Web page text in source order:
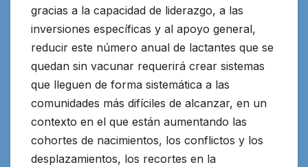
gracias a la capacidad de liderazgo, a las
inversiones específicas y al apoyo general,
reducir este número anual de lactantes que se
quedan sin vacunar requerirá crear sistemas
que lleguen de forma sistemática a las
comunidades más difíciles de alcanzar, en un
contexto en el que están aumentando las
cohortes de nacimientos, los conflictos y los
desplazamientos, los recortes en la